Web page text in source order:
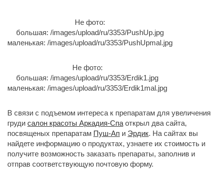
Не фото:
большая: /images/upload/ru/3353/PushUp.jpg
маленькая: /images/upload/ru/3353/PushUpmal.jpg
Не фото:
большая: /images/upload/ru/3353/Erdik1.jpg
маленькая: /images/upload/ru/3353/Erdik1mal.jpg
В связи с подъемом интереса к препаратам для увеличения
груди салон красоты Аркадия-Спаоткрыл два сайта,
посвященых препаратам Пуш-Ап и Эрдик. На сайтах вы
найдете информацию о продуктах, узнаете их стоимость и
получите возможность заказать препараты, заполнив и
отправ соответствующую почтовую форму.